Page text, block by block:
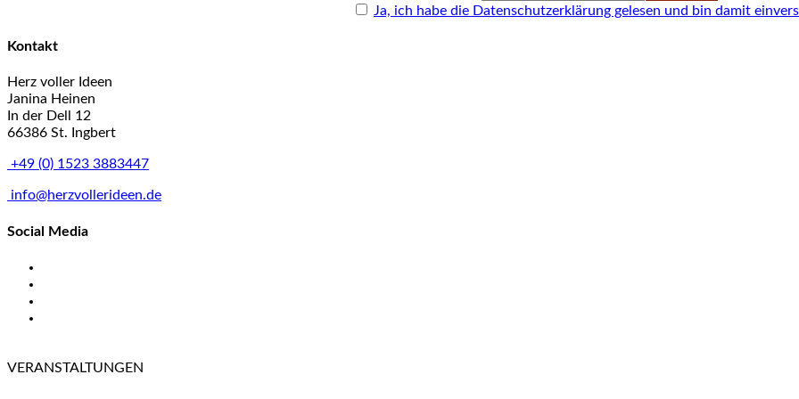
Ja, ich habe die Datenschutzerklärung gelesen und bin damit
Kontakt
Herz voller Ideen
Janina Heinen
In der Dell 12
66386 St. Ingbert
+49 (0) 1523 3883447
info@herzvollerideen.de
Social Media
VERANSTALTUNGEN